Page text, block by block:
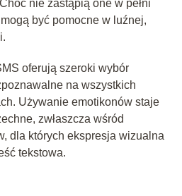
nie zastąpią one w pełni
być pomocne w luźnej,
oferują szeroki wybór
na wszystkich
Używanie emotikonów staje
zwłaszcza wśród
dla których ekspresja wizualna
tekstowa.